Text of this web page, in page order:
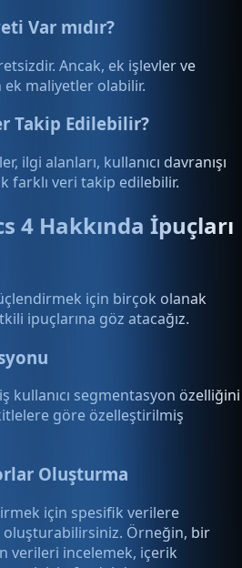
Var mıdır?
Ancak, ek işlevler ve
maliyetler olabilir.
Takip Edilebilir?
ilgi alanları, kullanıcı davranışı
farklı veri takip edilebilir.
4 Hakkında İpuçları
için birçok olanak
ipuçlarına göz atacağız.
kullanıcı segmentasyon özelliğini
göre özelleştirilmiş
Oluşturma
için spesifik verilere
Örneğin, bir
verileri incelemek, içerik